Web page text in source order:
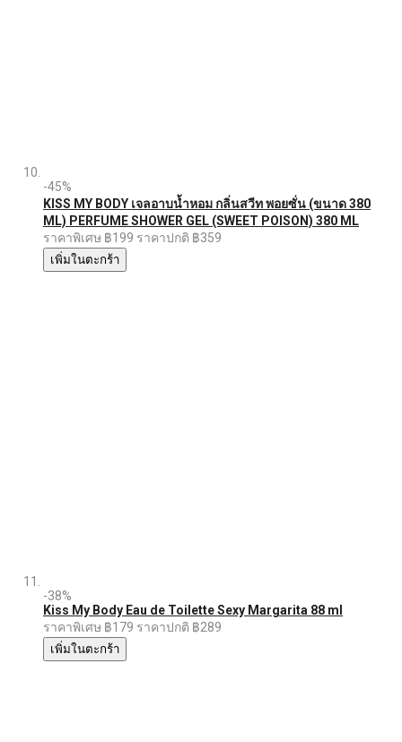
-45%
KISS MY BODY เจลอาบน้ำหอม กลิ่นสวีท พอยซั่น (ขนาด 380
ML) PERFUME SHOWER GEL (SWEET POISON) 380 ML
ราคาพิเศษ ฿199 ราคาปกติ ฿359
เพิ่มในตะกร้า
-38%
Kiss My Body Eau de Toilette Sexy Margarita 88 ml
ราคาพิเศษ ฿179 ราคาปกติ ฿289
เพิ่มในตะกร้า